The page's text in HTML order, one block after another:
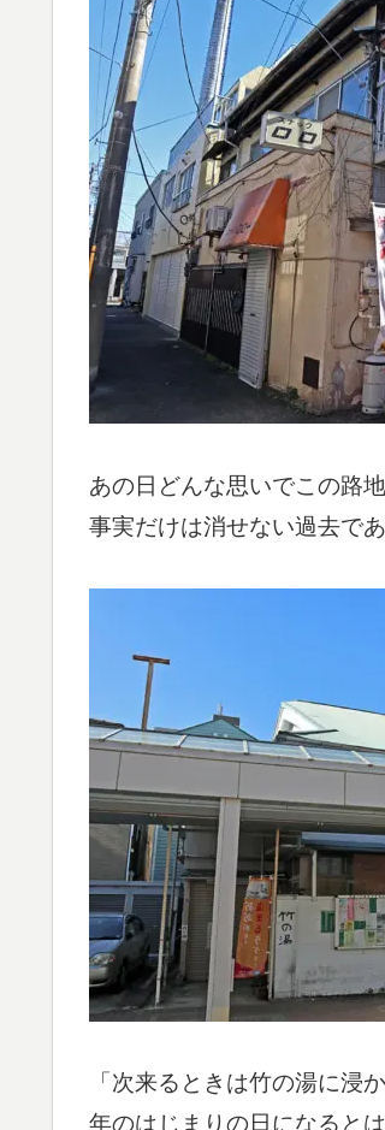
あの日どんな思いでこの路
事実だけは消せない過去で
「次来るときは竹の湯に浸
年のはじまりの日になると